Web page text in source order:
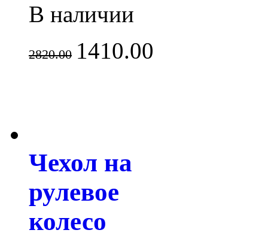
В наличии
2820.00 1410.00
Чехол на
рулевое
колесо